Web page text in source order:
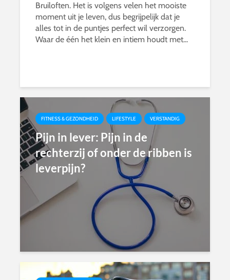
Bruiloften. Het is volgens velen het mooiste
moment uit je leven, dus begrijpelijk dat je
alles tot in de puntjes perfect wil verzorgen.
Waar de één het klein en intiem houdt met...
FITNESS & GEZONDHEID LIFESTYLE VERSTANDIG
Pijn in lever: Pijn in de
rechterzij of onder de ribben is
leverpijn?